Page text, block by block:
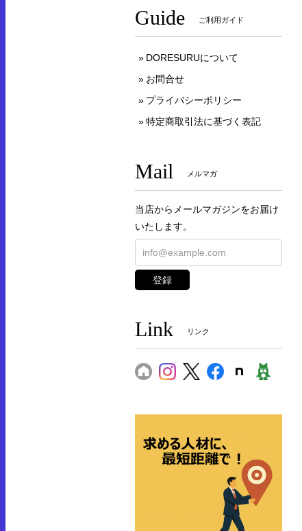
Guide ご利用ガイド
DORESURUについて
お問合せ
プライバシーポリシー
特定商取引法に基づく表記
Mail メルマガ
当店からメールマガジンをお届け
いたします。
登録
Link リンク